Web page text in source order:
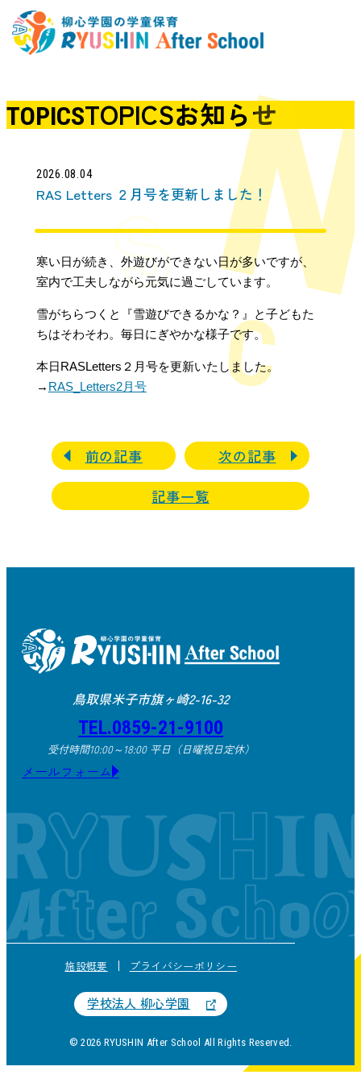
TOPICSTOPICSお知らせ
2026.08.04
RAS Letters ２月号を更新しました！
寒い日が続き、外遊びができない日が多いですが、
室内で工夫しながら元気に過ごしています。
雪がちらつくと『雪遊びできるかな？』と子どもた
ちはそわそわ。毎日にぎやかな様子です。
本日RASLetters２月号を更新いたしました。
→ RAS_Letters2月号
前の記事
記事一覧
次の記事
鳥取県米子市旗ヶ崎2-16-32
TEL.0859-21-9100
受付時間10:00～18:00 平日（日曜祝日定休）
メールフォーム
施設概要 プライバシーポリシー
学校法人 柳心学園
© 2026 RYUSHIN After School All Rights Reserved.